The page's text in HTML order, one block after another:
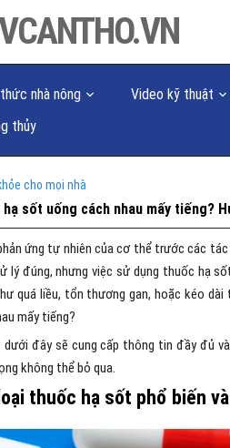
nhà nông Video kỹ thuật
thủy
cho mọi nhà
hạ sốt uống cách nhau mấy tiếng?
ứng tự nhiên của cơ thể trước các tác
lý đúng, nhưng việc sử dụng thuốc hạ
quá liều, tổn thương gan, hoặc kéo
mấy tiếng?
dưới đây sẽ cung cấp thông tin đầy đủ
không thể bỏ qua.
thuốc hạ sốt phổ biến